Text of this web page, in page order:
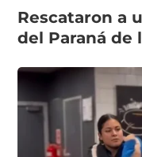
Rescataron a
del Paraná de